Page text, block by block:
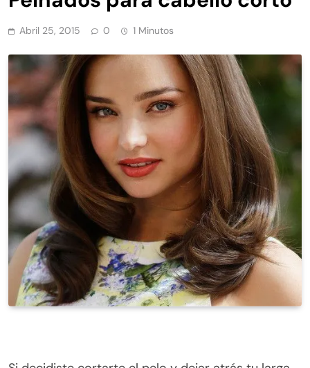
Abril 25, 2015 0 1 Minutos